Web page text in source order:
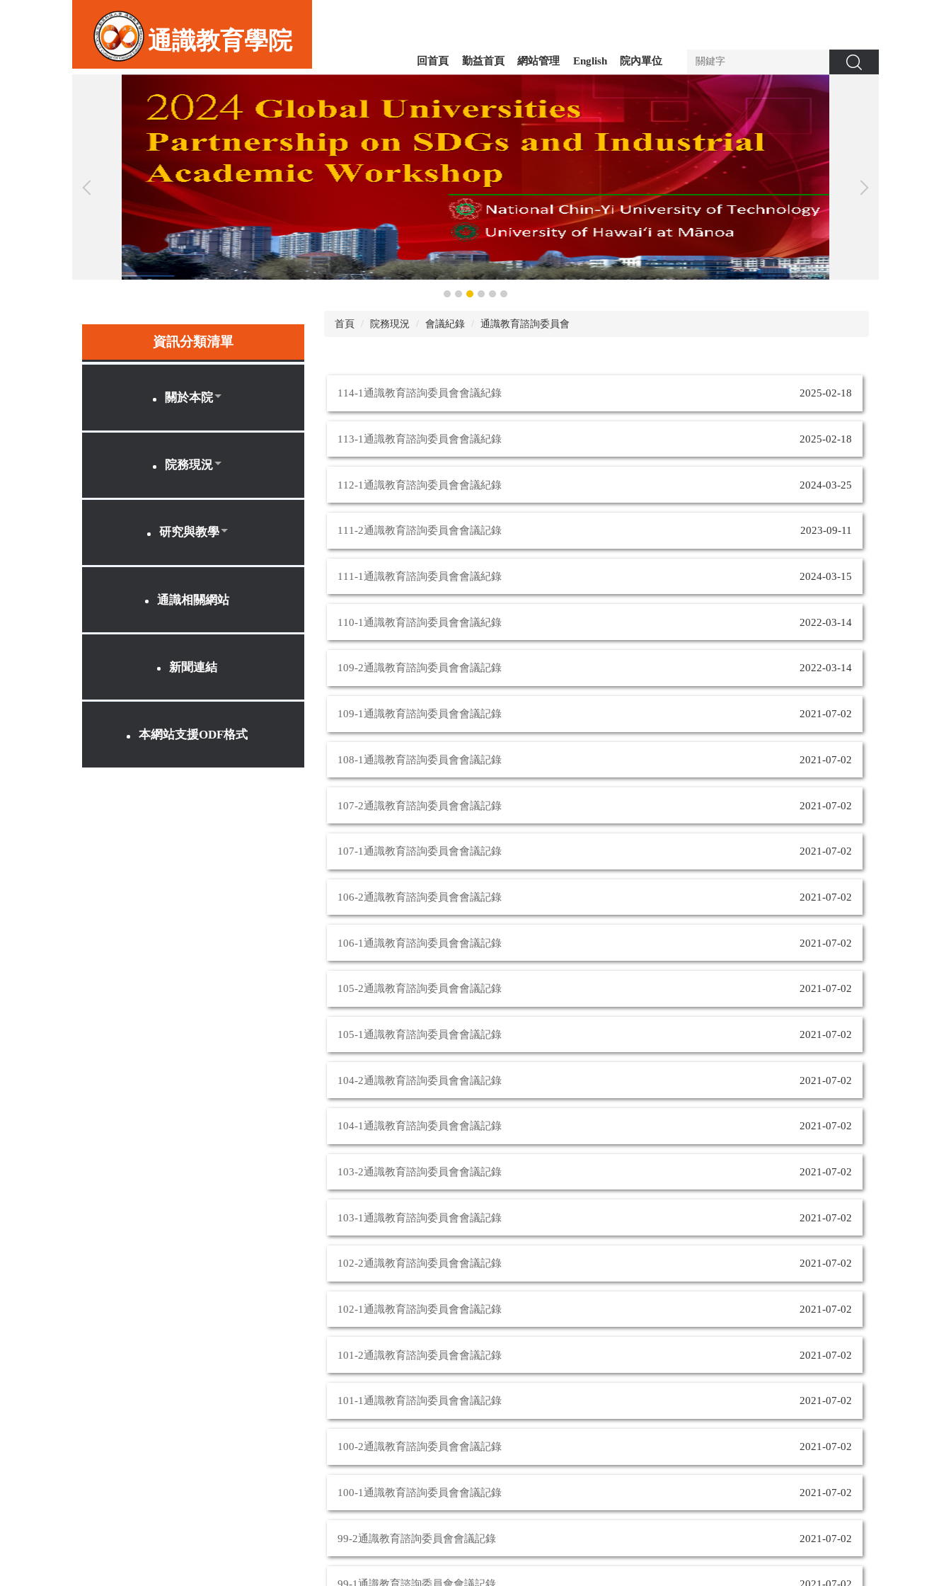
通識教育學院
回首頁 勤益首頁 網站管理 English 院內單位 搜尋
資訊分類清單
關於本院
院務現況
研究與教學
通識相關網站
新聞連結
本網站支援ODF格式
首頁 院務現況 會議紀錄 通識教育諮詢委員會
114-1通識教育諮詢委員會會議紀錄 2025-02-18
113-1通識教育諮詢委員會會議紀錄 2025-02-18
112-1通識教育諮詢委員會會議紀錄 2024-03-25
111-2通識教育諮詢委員會會議記錄 2023-09-11
111-1通識教育諮詢委員會會議紀錄 2024-03-15
110-1通識教育諮詢委員會會議紀錄 2022-03-14
109-2通識教育諮詢委員會會議記錄 2022-03-14
109-1通識教育諮詢委員會會議記錄 2021-07-02
108-1通識教育諮詢委員會會議記錄 2021-07-02
107-2通識教育諮詢委員會會議記錄 2021-07-02
107-1通識教育諮詢委員會會議記錄 2021-07-02
106-2通識教育諮詢委員會會議記錄 2021-07-02
106-1通識教育諮詢委員會會議記錄 2021-07-02
105-2通識教育諮詢委員會會議記錄 2021-07-02
105-1通識教育諮詢委員會會議記錄 2021-07-02
104-2通識教育諮詢委員會會議記錄 2021-07-02
104-1通識教育諮詢委員會會議記錄 2021-07-02
103-2通識教育諮詢委員會會議記錄 2021-07-02
103-1通識教育諮詢委員會會議記錄 2021-07-02
102-2通識教育諮詢委員會會議記錄 2021-07-02
102-1通識教育諮詢委員會會議記錄 2021-07-02
101-2通識教育諮詢委員會會議記錄 2021-07-02
101-1通識教育諮詢委員會會議記錄 2021-07-02
100-2通識教育諮詢委員會會議記錄 2021-07-02
100-1通識教育諮詢委員會會議記錄 2021-07-02
99-2通識教育諮詢委員會會議記錄 2021-07-02